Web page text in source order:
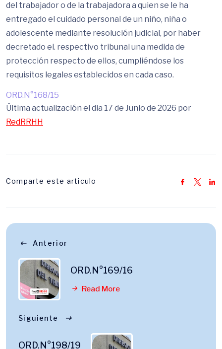
del trabajador o de la trabajadora a quien se le ha
entregado el cuidado personal de un niño, niña o
adolescente mediante resolución judicial, por haber
decretado el. respectivo tribunal una medida de
protección respecto de ellos, cumpliéndose los
requisitos legales establecidos en cada caso.
ORD.N°168/15
Última actualización el dia 17 de Junio de 2026 por
RedRRHH
Comparte este articulo
Anterior
ORD.N°169/16
Read More
Siguiente
ORD.N°198/19